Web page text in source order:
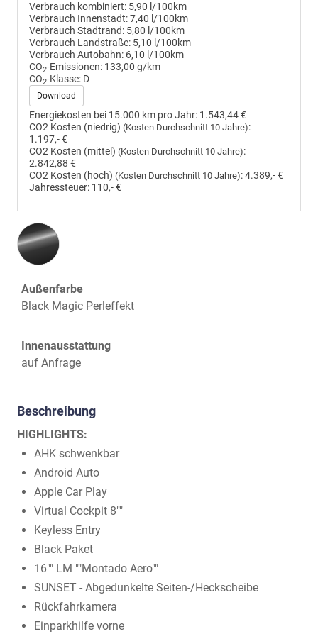
Verbrauch kombiniert: 5,90 l/100km
Verbrauch Innenstadt:7,40 l/100km
Verbrauch Stadtrand: 5,80 l/100km
Verbrauch Landstraße: 5,10 l/100km
Verbrauch Autobahn: 6,10 l/100km
CO2-Emissionen: 133,00 g/km
CO2-Klasse: D
Download
Energiekosten bei 15.000 km pro Jahr: 1.543,44 €
CO2 Kosten (niedrig) (Kosten Durchschnitt 10 Jahre):
1.197,- €
CO2 Kosten (mittel) (Kosten Durchschnitt 10 Jahre):
2.842,88 €
CO2 Kosten (hoch) (Kosten Durchschnitt 10 Jahre):4.389,- €
Jahressteuer: 110,- €
Außenfarbe
Black Magic Perleffekt
Innenausstattung
auf Anfrage
Beschreibung
HIGHLIGHTS:
AHK schwenkbar
Android Auto
Apple Car Play
Virtual Cockpit 8""
Keyless Entry
Black Paket
16"" LM ""Montado Aero""
SUNSET - Abgedunkelte Seiten-/Heckscheibe
Rückfahrkamera
Einparkhilfe vorne